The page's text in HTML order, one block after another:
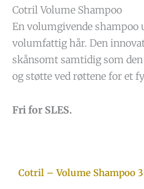
Cotril Volume Shampoo
En volumgivende
volumfattig hår. Den
skånsomt samtidig som
og støtte ved røttene for et
Fri for SLES.
Cotril – Volume Shampoo